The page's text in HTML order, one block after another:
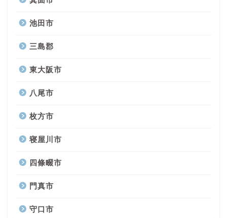
池田市
三島郡
東大阪市
八尾市
枚方市
寝屋川市
四條畷市
門真市
守口市